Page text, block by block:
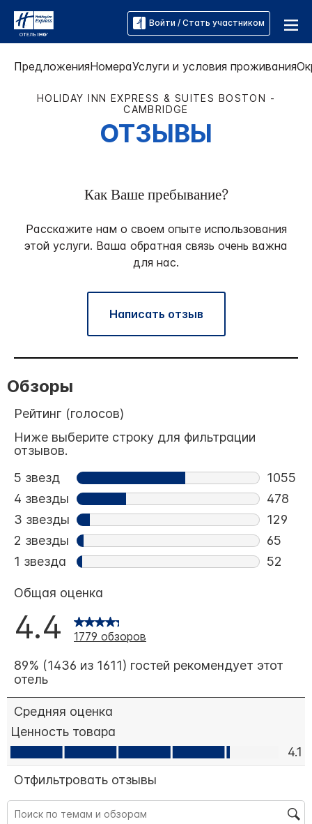
Войти / Стать участником
ПредложенияНомераУслуги и условия проживания
HOLIDAY INN EXPRESS & SUITES BOSTON -
CAMBRIDGE
ОТЗЫВЫ
Как Ваше пребывание?
Расскажите нам о своем опыте использования
этой услуги. Ваша обратная связь очень важна
для нас.
Написать отзыв